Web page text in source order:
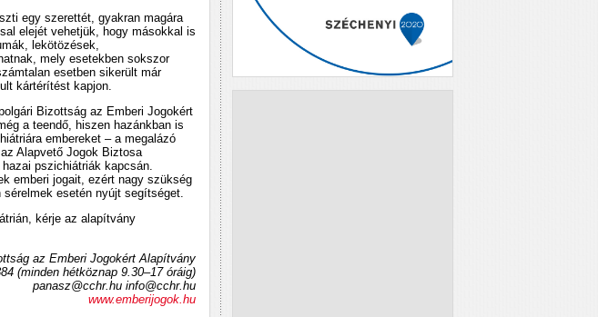
egy szerettét, gyakran magára
elejét vehetjük, hogy másokkal is
lekötözések,
mely esetekben sokszor
esetben sikerült már
kártérítést kapjon.
Bizottság az Emberi Jogokért
a teendő, hiszen hazánkban is
embereket – a megalázó
Alapvető Jogok Biztosa
pszichiátriák kapcsán.
emberi jogait, ezért nagy szükség
esetén nyújt segítséget.
kérje az alapítvány
az Emberi Jogokért Alapítvány
(minden hétköznap 9.30–17 óráig)
panasz@cchr.hu info@cchr.hu
www.emberijogok.hu